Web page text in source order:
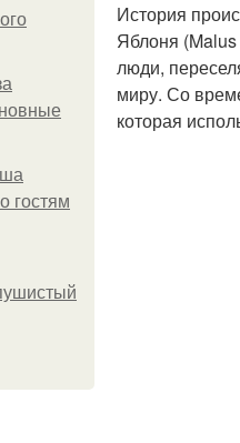
гостям
История
Яблоня (Malus
люди,
миру. Со
которая